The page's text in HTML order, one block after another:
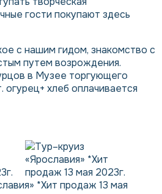
гости покупают здесь
с нашим гидом, знакомство с
путем возрождения.
в Музее торгующего
огурец+ хлеб оплачивается